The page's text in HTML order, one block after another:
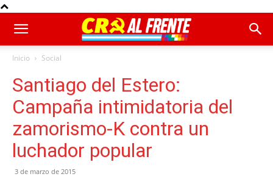
Inicio Social
Santiago del Estero:
Campaña intimidatoria del
zamorismo-K contra un
luchador popular
3 de marzo de 2015